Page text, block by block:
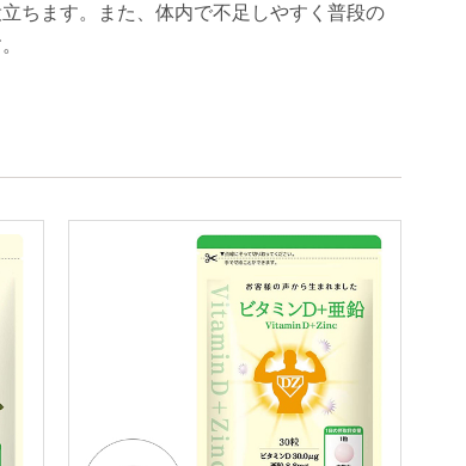
ちます。また、体内で不足しやすく普段の